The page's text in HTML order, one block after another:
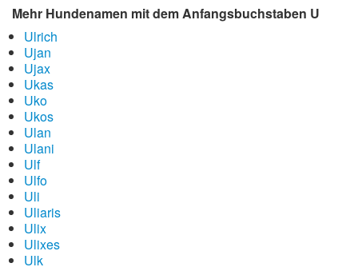
Mehr Hundenamen mit dem Anfangsbuchstaben U
Ulrich
Ujan
Ujax
Ukas
Uko
Ukos
Ulan
Ulani
Ulf
Ulfo
Uli
Uliaris
Ulix
Ulixes
Ulk